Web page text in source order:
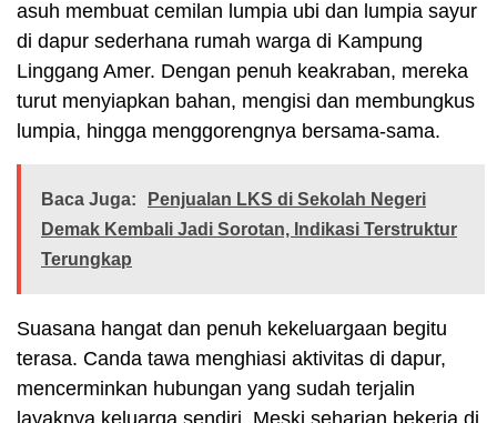
asuh membuat cemilan lumpia ubi dan lumpia sayur
di dapur sederhana rumah warga di Kampung
Linggang Amer. Dengan penuh keakraban, mereka
turut menyiapkan bahan, mengisi dan membungkus
lumpia, hingga menggorengnya bersama-sama.
Baca Juga:
Penjualan LKS di Sekolah Negeri
Demak Kembali Jadi Sorotan, Indikasi Terstruktur
Terungkap
Suasana hangat dan penuh kekeluargaan begitu
terasa. Canda tawa menghiasi aktivitas di dapur,
mencerminkan hubungan yang sudah terjalin
layaknya keluarga sendiri. Meski seharian bekerja di